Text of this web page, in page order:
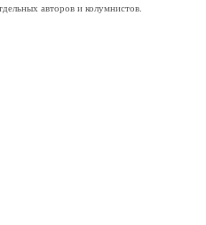
авторов и колумнистов.